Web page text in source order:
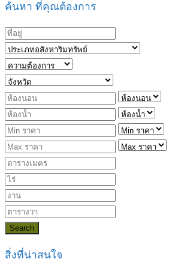
ค้นหา ที่คุณต้องการ
Search
สิ่งที่น่าสนใจ